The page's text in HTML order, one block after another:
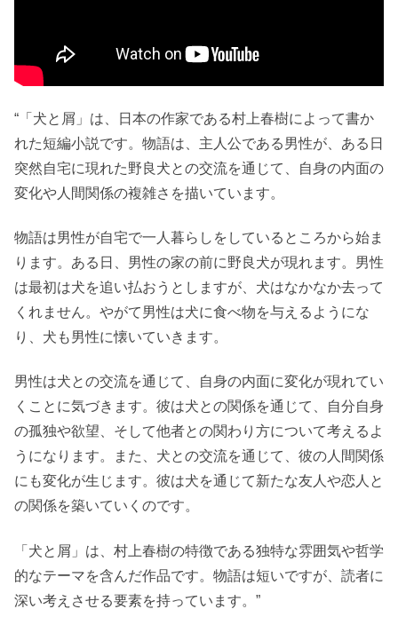
“「犬と屑」は、日本の作家である村上春樹によって書か
れた短編小説です。物語は、主人公である男性が、ある日
突然自宅に現れた野良犬との交流を通じて、自身の内面の
変化や人間関係の複雑さを描いています。
物語は男性が自宅で一人暮らしをしているところから始ま
ります。ある日、男性の家の前に野良犬が現れます。男性
は最初は犬を追い払おうとしますが、犬はなかなか去って
くれません。やがて男性は犬に食べ物を与えるようにな
り、犬も男性に懐いていきます。
男性は犬との交流を通じて、自身の内面に変化が現れてい
くことに気づきます。彼は犬との関係を通じて、自分自身
の孤独や欲望、そして他者との関わり方について考えるよ
うになります。また、犬との交流を通じて、彼の人間関係
にも変化が生じます。彼は犬を通じて新たな友人や恋人と
の関係を築いていくのです。
「犬と屑」は、村上春樹の特徴である独特な雰囲気や哲学
的なテーマを含んだ作品です。物語は短いですが、読者に
深い考えさせる要素を持っています。”